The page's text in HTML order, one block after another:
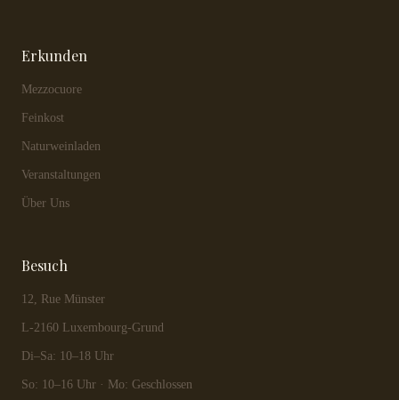
Erkunden
Mezzocuore
Feinkost
Naturweinladen
Veranstaltungen
Über Uns
Besuch
12, Rue Münster
L-2160 Luxembourg-Grund
Di–Sa: 10–18 Uhr
So: 10–16 Uhr · Mo: Geschlossen